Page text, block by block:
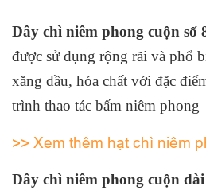
Dây chì niêm phong cuộn số
được sử dụng rộng rãi và phổ
xăng dầu, hóa chất với đặc
trình thao tác bấm niêm phong
>> Xem thêm hạt chì niêm
Dây chì niêm phong cuộn